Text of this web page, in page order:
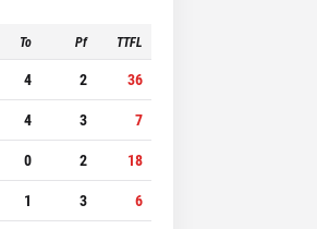
To Pf TTFL
4 2
36
4 3
7
0 2
18
1 3
6